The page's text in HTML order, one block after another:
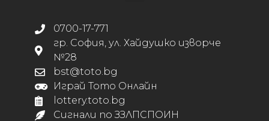
0700-17-771
гр. София, ул. Хайдушко изворче
№28
bst@toto.bg
Играй Тото Онлайн
lottery.toto.bg
Сигнали по ЗЗЛПСПОИН